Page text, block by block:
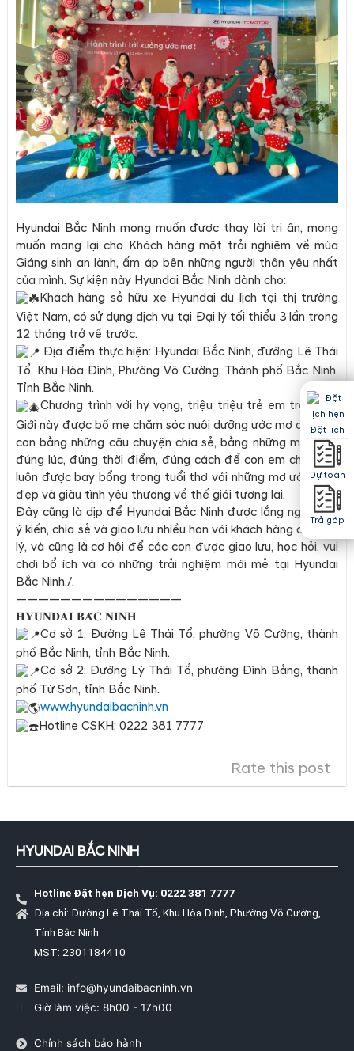
Hyundai Bắc Ninh mong muốn được thay lời tri ân, mong
muốn mang lại cho Khách hàng một trải nghiệm về mùa
Giáng sinh an lành, ấm áp bên những người thân yêu nhất
của mình. Sự kiện này Hyundai Bắc Ninh dành cho:
Khách hàng sở hữu xe Hyundai du lịch tại thị trường
Việt Nam, có sử dụng dịch vụ tại Đại lý tối thiểu 3 lần trong
12 tháng trở về trước.
Địa điểm thực hiện: Hyundai Bắc Ninh, đường Lê Thái
Tổ, Khu Hòa Đình, Phường Võ Cường, Thành phố Bắc Ninh,
Tỉnh Bắc Ninh.
Chương trình với hy vọng, triệu triệu trẻ em trên Thế
Giới này được bố mẹ chăm sóc nuôi dưỡng ước mơ của các
con bằng những câu chuyện chia sẻ, bằng những món quà
đúng lúc, đúng thời điểm, đúng cách để con em chúng ta
luôn được bay bổng trong tuổi thơ với những mơ ước thật
đẹp và giàu tình yêu thương về thế giới tương lai.
Đây cũng là dịp để Hyundai Bắc Ninh được lắng nghe các
ý kiến, chia sẻ và giao lưu nhiều hơn với khách hàng của Đại
lý, và cũng là cơ hội để các con được giao lưu, học hỏi, vui
chơi bổ ích và có những trải nghiệm mới mẻ tại Hyundai
Bắc Ninh./.
———————————————
𝐇𝐘𝐔𝐍𝐃𝐀𝐈 𝐁𝐀̆́𝐂 𝐍𝐈𝐍𝐇
Cơ sở 1: Đường Lê Thái Tổ, phường Võ Cường, thành
phố Bắc Ninh, tỉnh Bắc Ninh.
Cơ sở 2: Đường Lý Thái Tổ, phường Đình Bảng, thành
phố Từ Sơn, tỉnh Bắc Ninh.
www.hyundaibacninh.vn
Hotline CSKH: 0222 381 7777
Rate this post
HYUNDAI BẮC NINH
Hotline Đặt hẹn Dịch Vụ: 0222 381 7777
Địa chỉ: Đường Lê Thái Tổ, Khu Hòa Đình, Phường Võ Cường,
Tỉnh Bắc Ninh
MST: 2301184410
Email: info@hyundaibacninh.vn
Giờ làm việc: 8h00 - 17h00
Chính sách bảo hành
Đặt lịch
Dự toán
Trả góp